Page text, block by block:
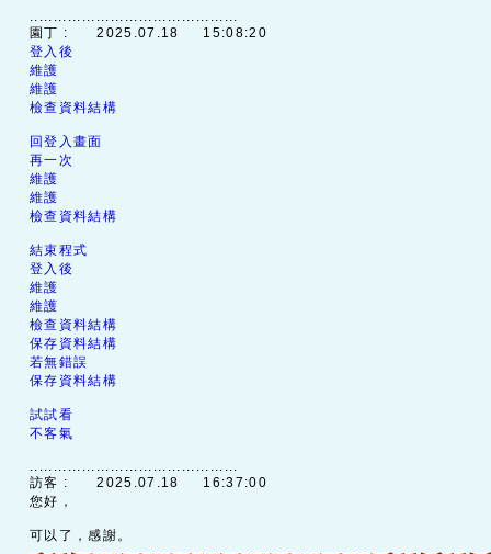
............................................
園丁 :2025.07.18 15:08:20
登入後
維護
維護
檢查資料結構
回登入畫面
再一次
維護
維護
檢查資料結構
結束程式
登入後
維護
維護
檢查資料結構
保存資料結構
若無錯誤
保存資料結構
試試看
不客氣
............................................
訪客 :2025.07.18 16:37:00
您好，
可以了，感謝。